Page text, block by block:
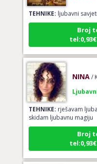
Broj
TEHNIKE:rješavam
skidam ljubavnu magiju
Broj